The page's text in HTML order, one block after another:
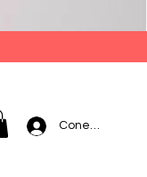
Conectează-